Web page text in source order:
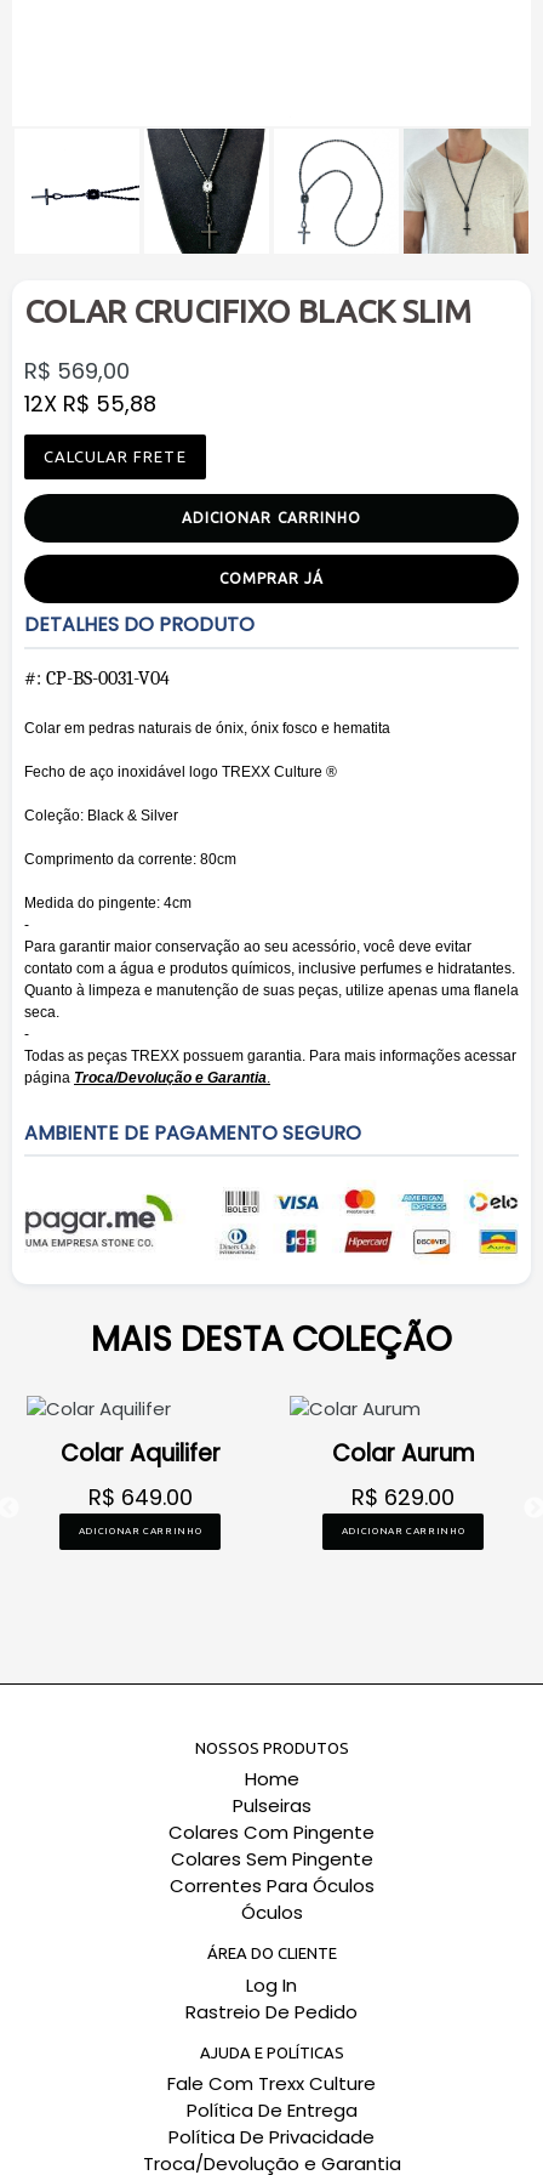
COLAR CRUCIFIXO BLACK SLIM
Preço
normal
R$ 569,00
12X R$ 55,88
CALCULAR FRETE
ADICIONAR CARRINHO
COMPRAR JÁ
DETALHES DO PRODUTO
#: CP-BS-0031-V04
Colar em pedras naturais de ónix, ónix fosco e hematita
Fecho de aço inoxidável logo TREXX Culture ®
Coleção: Black & Silver
Comprimento da corrente: 80cm
Medida do pingente: 4cm
-
Para garantir maior conservação ao seu acessório, você deve evitar
contato com a água e produtos químicos, inclusive perfumes e hidratantes.
Quanto à limpeza e manutenção de suas peças, utilize apenas uma flanela
seca.
-
Todas as peças TREXX possuem garantia. Para mais informações acessar
página Troca/Devolução e Garantia.
AMBIENTE DE PAGAMENTO SEGURO
MAIS DESTA COLEÇÃO
Colar Aquilifer
R$ 649.00
ADICIONAR CARRINHO
Colar Aurum
R$ 629.00
ADICIONAR CARRINHO
NOSSOS PRODUTOS
Home
Pulseiras
Colares Com Pingente
Colares Sem Pingente
Correntes Para Óculos
Óculos
ÁREA DO CLIENTE
Log In
Rastreio De Pedido
AJUDA E POLÍTICAS
Fale Com Trexx Culture
Política De Entrega
Política De Privacidade
Troca/Devolução e Garantia